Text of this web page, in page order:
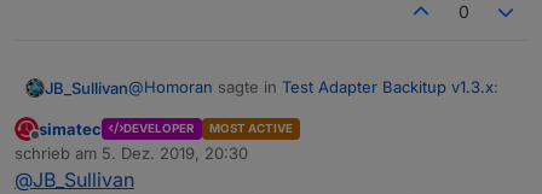
0
JB_Sullivan@Homoran sagte in Test Adapter Backitup v1.3.x:
mal F5 oder STRG-F5 gedrückt
Offline
simatec DEVELOPER MOST ACTIVE
schrieb am 5. Dez. 2019, 20:30
zuletzt editiert von
@JB_Sullivan